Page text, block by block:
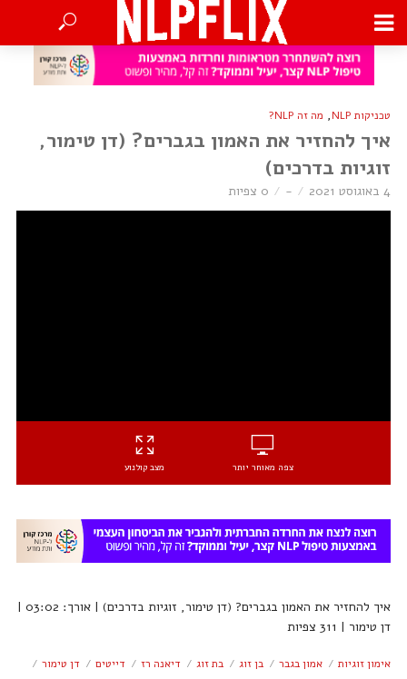
טכניקות NLP , מה זה NLP?
איך להחזיר את האמון בגברים? (דן טימור,
זוגיות בדרכים)
4 באוגוסט 2021 - 0 צפיות
צפה מאוחר יותר מצב קולנוע
איך להחזיר את האמון בגברים? (דן טימור, זוגיות בדרכים) | אורך: 03:02 |
דן טימור | 311 צפיות
אימון זוגיות אמון בגבר בן זוג בת זוג דיאנה רז דייטים
דן טימור